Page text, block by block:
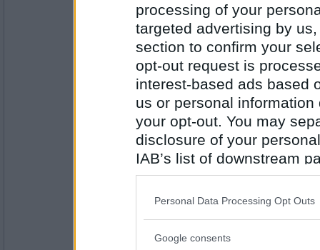
processing of your
targeted advertising by
section to confirm your
opt-out request is
interest-based ads based
us or personal
your opt-out. You may
disclosure of your
IAB’s list of downstream
also be disclosed by us
Downstream Participants
Please note that this
Personal Data Processing Opt Outs
Google consents
Antal inlägg:
2407
Prärieklocka
Antal inlägg:
11487
Lussebulle
Rakt eller lockigt hår?
- Ej medlem längre
Vad har det för betydelse?